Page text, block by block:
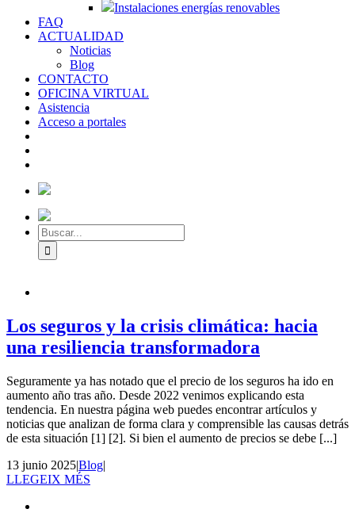
Instalaciones energías renovables
FAQ
ACTUALIDAD
Noticias
Blog
CONTACTO
OFICINA VIRTUAL
Asistencia
Acceso a portales
Los seguros y la crisis climática: hacia
una resiliencia transformadora
Seguramente ya has notado que el precio de los seguros ha ido en
aumento año tras año. Desde 2022 venimos explicando esta
tendencia. En nuestra página web puedes encontrar artículos y
noticias que analizan de forma clara y comprensible las causas detrás
de esta situación [1] [2]. Si bien el aumento de precios se debe [...]
13 junio 2025|Blog|
LLEGEIX MÉS